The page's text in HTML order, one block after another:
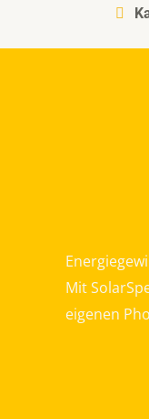
Mit
eigenen